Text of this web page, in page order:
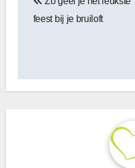
navigatie
feest bij je bruiloft